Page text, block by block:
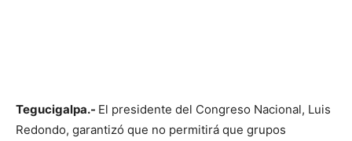
Tegucigalpa.- El presidente del Congreso Nacional, Luis
Redondo, garantizó que no permitirá que grupos